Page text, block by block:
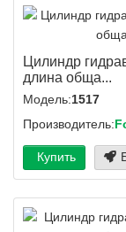
Цилиндр
длина обща...
Модель:1517
Производитель:
Купить